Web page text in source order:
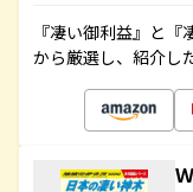
『凄い御利益』と
から厳選し、紹介し